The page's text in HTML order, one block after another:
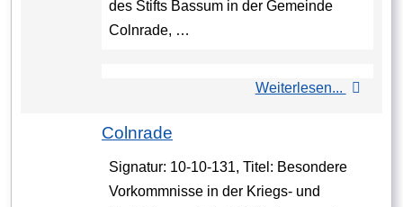
des Stifts Bassum in der Gemeinde
Colnrade, …
Weiterlesen...
Colnrade
Signatur: 10-10-131, Titel: Besondere
Vorkommnisse in der Kriegs- und